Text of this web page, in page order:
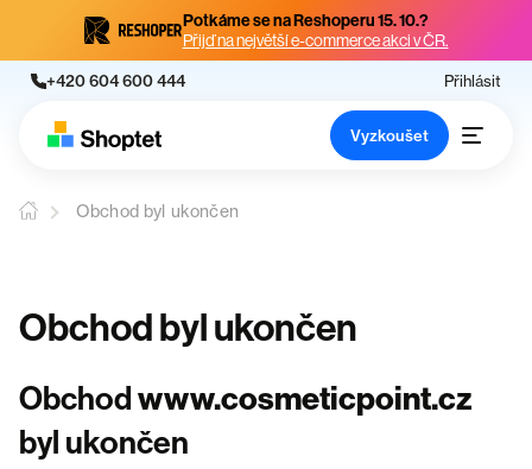
Potkáme se na Reshoperu 15. 10.?
Přijď na největší e-commerce akci v ČR.
+420 604 600 444 Přihlásit
Vyzkoušet
Obchod byl ukončen
Obchod byl ukončen
Obchodwww.cosmeticpoint.cz
byl ukončen